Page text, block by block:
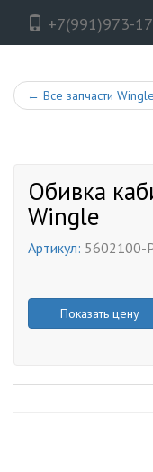
+7(991)973-
← Все запчасти Wingle
Обивка
Wingle
Артикул: 5602100-
Показать цену